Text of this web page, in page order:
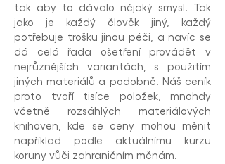
tak aby to dávalo nějaký smysl. Tak
jako je každý člověk jiný, každý
potřebuje trošku jinou péči, a navíc se
dá celá řada ošetření provádět v
nejrůznějších variantách, s použitím
jiných materiálů a podobně. Náš ceník
proto tvoří tisíce položek, mnohdy
včetně rozsáhlých materiálových
knihoven, kde se ceny mohou měnit
například podle aktuálnímu kurzu
koruny vůči zahraničním měnám.